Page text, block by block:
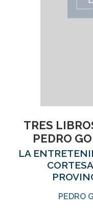
TRES
PEDRO
LA
PEDRO